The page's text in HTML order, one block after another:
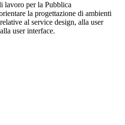
lavoro per la Pubblica
la progettazione di ambienti
al service design, alla user
user interface.